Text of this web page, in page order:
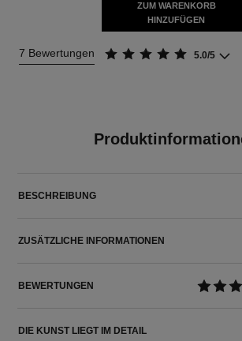
ZUM WARENKORB
HINZUFÜGEN
7 Bewertungen 5.0/5
BESCHREIBUNG
ZUSÄTZLICHE INFORMATIONEN
BEWERTUNGEN
DIE KUNST LIEGT IM DETAIL